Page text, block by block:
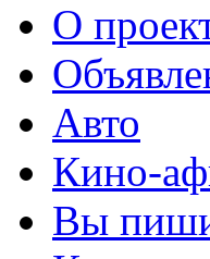
О
Авто
Кино-
Вы